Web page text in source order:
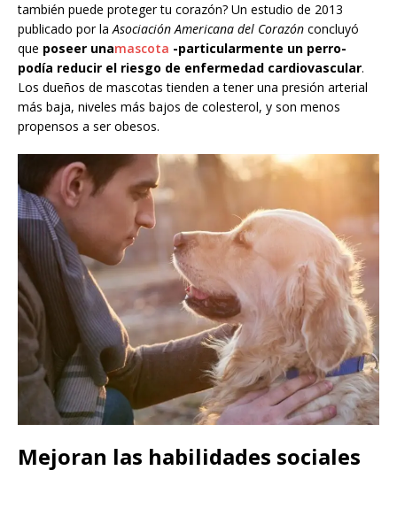
también puede proteger tu corazón? Un estudio de 2013
publicado por laAsociación Americana del Corazón concluyó
que poseer unamascota -particularmente un perro-
podía reducir el riesgo de enfermedad cardiovascular.
Los dueños de mascotas tienden a tener una presión arterial
más baja, niveles más bajos de colesterol, y son menos
propensos a ser obesos.
Mejoran las habilidades sociales